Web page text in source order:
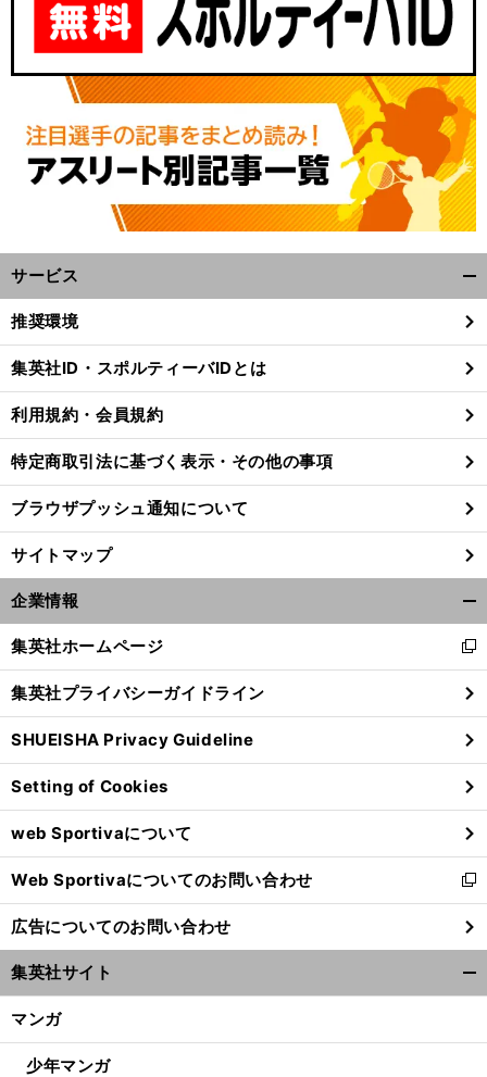
前
サービス
閉
る
推奨環境
集英社ID・スポルティーバIDとは
利用規約・会員規約
特定商取引法に基づく表示・その他の事項
ブラウザプッシュ通知について
サイトマップ
企業情報
閉
る
集英社ホームページ
新
し
い
ウ
ィ
ン
ド
ウ
で
開
く
集英社プライバシーガイドライン
SHUEISHA Privacy Guideline
Setting of Cookies
web Sportivaについて
Web Sportivaについてのお問い合わせ
新
し
い
ウ
ィ
ン
ウ
広告についてのお問い合わせ
集英社サイト
マンガ
少年マンガ